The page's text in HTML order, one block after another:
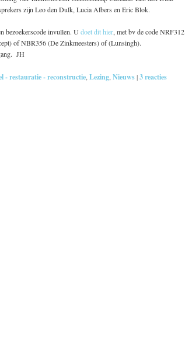
zijn Leo den Dulk, Lucia Albers en Eric Blok.
bezoekerscode invullen. Udoet dit hier, met bv de code NRF312
of NBR356 (De Zinkmeesters) of (Lunsingh).
JH
- restauratie - reconstructie Lezing Nieuws|3reacties